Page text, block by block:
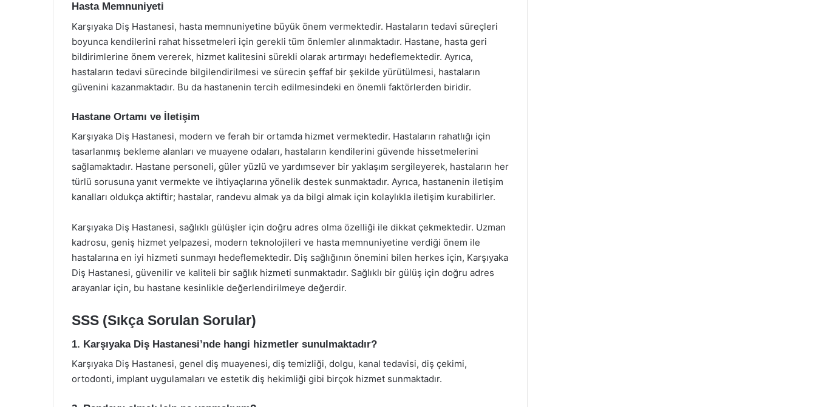
Hasta Memnuniyeti
Karşıyaka Diş Hastanesi, hasta memnuniyetine büyük önem vermektedir. Hastaların tedavi süreçleri
boyunca kendilerini rahat hissetmeleri için gerekli tüm önlemler alınmaktadır. Hastane, hasta geri
bildirimlerine önem vererek, hizmet kalitesini sürekli olarak artırmayı hedeflemektedir. Ayrıca,
hastaların tedavi sürecinde bilgilendirilmesi ve sürecin şeffaf bir şekilde yürütülmesi, hastaların
güvenini kazanmaktadır. Bu da hastanenin tercih edilmesindeki en önemli faktörlerden biridir.
Hastane Ortamı ve İletişim
Karşıyaka Diş Hastanesi, modern ve ferah bir ortamda hizmet vermektedir. Hastaların rahatlığı için
tasarlanmış bekleme alanları ve muayene odaları, hastaların kendilerini güvende hissetmelerini
sağlamaktadır. Hastane personeli, güler yüzlü ve yardımsever bir yaklaşım sergileyerek, hastaların her
türlü sorusuna yanıt vermekte ve ihtiyaçlarına yönelik destek sunmaktadır. Ayrıca, hastanenin iletişim
kanalları oldukça aktiftir; hastalar, randevu almak ya da bilgi almak için kolaylıkla iletişim kurabilirler.
Karşıyaka Diş Hastanesi, sağlıklı gülüşler için doğru adres olma özelliği ile dikkat çekmektedir. Uzman
kadrosu, geniş hizmet yelpazesi, modern teknolojileri ve hasta memnuniyetine verdiği önem ile
hastalarına en iyi hizmeti sunmayı hedeflemektedir. Diş sağlığının önemini bilen herkes için, Karşıyaka
Diş Hastanesi, güvenilir ve kaliteli bir sağlık hizmeti sunmaktadır. Sağlıklı bir gülüş için doğru adres
arayanlar için, bu hastane kesinlikle değerlendirilmeye değerdir.
SSS (Sıkça Sorulan Sorular)
1. Karşıyaka Diş Hastanesi’nde hangi hizmetler sunulmaktadır?
Karşıyaka Diş Hastanesi, genel diş muayenesi, diş temizliği, dolgu, kanal tedavisi, diş çekimi,
ortodonti, implant uygulamaları ve estetik diş hekimliği gibi birçok hizmet sunmaktadır.